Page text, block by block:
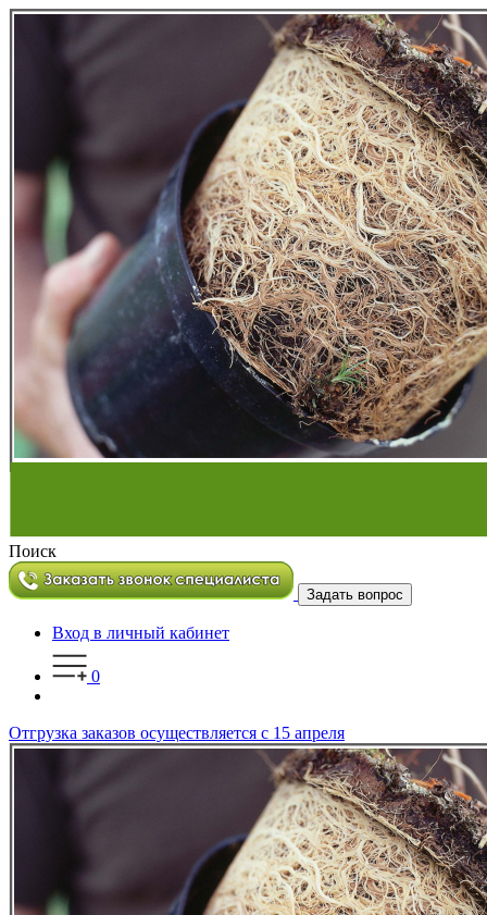
Поиск
Задать вопрос
Вход в личный кабинет
0
Отгрузка заказов осуществляется с 15 апреля